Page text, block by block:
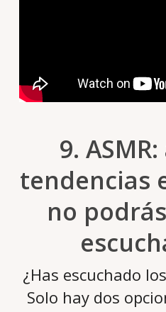
9.
tendencias
no
¿Has escuchado
Solo hay dos